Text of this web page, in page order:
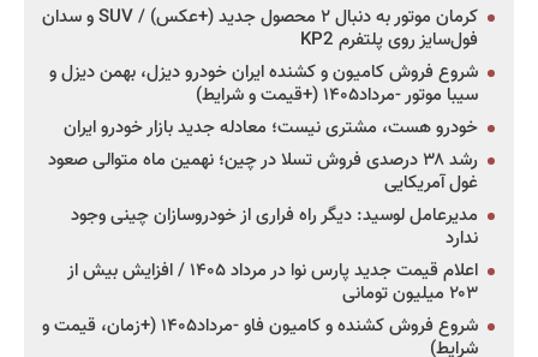
کرمان موتور به دنبال ۲ محصول جدید (+عکس) / SUV و سدان
فول‌سایز روی پلتفرم KP2
شروع فروش کامیون و کشنده ایران خودرو دیزل، بهمن دیزل و
سیبا موتور -مرداد۱۴۰۵ (+قیمت و شرایط)
خودرو هست، مشتری نیست؛ معادله جدید بازار خودرو ایران
رشد ۳۸ درصدی فروش تسلا در چین؛ نهمین ماه متوالی صعود
غول آمریکایی
مدیرعامل لوسید: دیگر راه فراری از خودروسازان چینی وجود
ندارد
اعلام قیمت جدید پارس نوا در مرداد ۱۴۰۵ / افزایش بیش از
۲۰۳ میلیون تومانی
شروع فروش کشنده و کامیون فاو -مرداد۱۴۰۵ (+زمان، قیمت و
شرایط)